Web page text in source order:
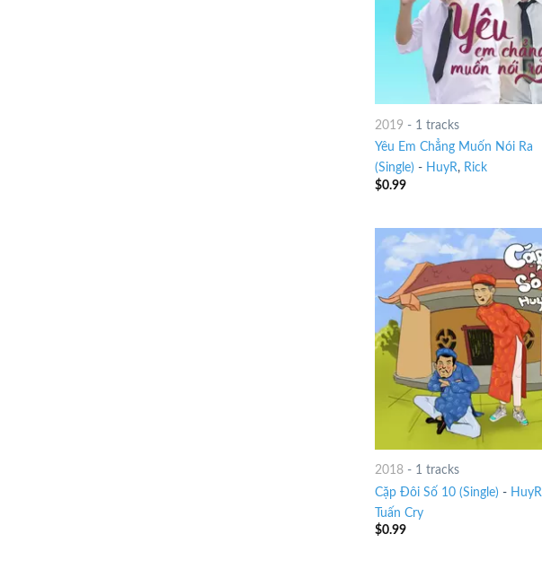
2019 - 1 tracks
Yêu Em Chẳng Muốn Nói Ra
(Single) - HuyR, Rick
$0.99
2018- 1 tracks
Cặp Đôi Số 10 (Single) - HuyR
Tuấn Cry
$0.99